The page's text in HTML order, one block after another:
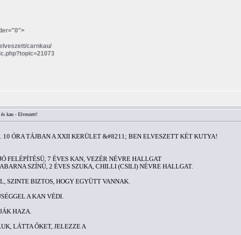
carnkau/
kau - Elveszett!
ÓRA TÁJBAN A XXII KERÜLET &#8211; BEN ELVESZETT KÉT KUTYA!
FELÉPÍTÉSÜ, 7 ÉVES KAN, VEZÉR NÉVRE HALLGAT
SZÍNÜ, 2 ÉVES SZUKA, CHILLI (CSILI) NÉVRE HALLGAT.
SZINTE BIZTOS, HOGY EGYÜTT VANNAK.
A KAN VÉDI.
HAZA.
LÁTTA ŐKET, JELEZZE A